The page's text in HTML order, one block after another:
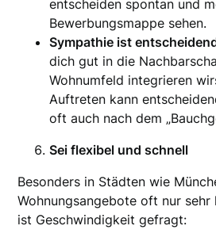
entscheiden spontan und
Bewerbungsmappe sehen.
Sympathie ist
dich gut in die
Wohnumfeld integrieren
Auftreten kann
oft auch nach dem
Sei flexibel und schnell
Besonders in Städten wie
Wohnungsangebote oft nur
ist Geschwindigkeit gefragt: